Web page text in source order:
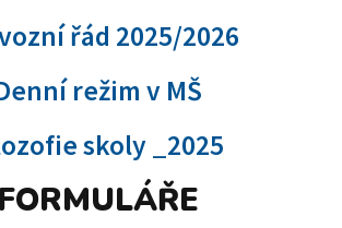
řád 2025/2026
režim v MŠ
skoly _2025
FORMULÁŘE